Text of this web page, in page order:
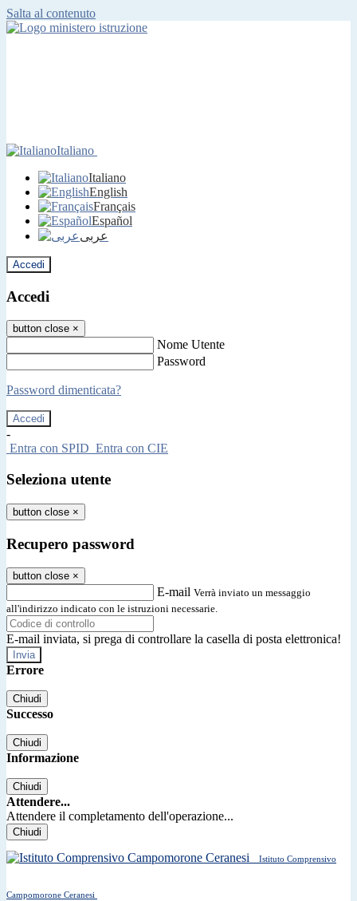
Salta al contenuto
Italiano
Italiano
English
Français
Español
عربى
Accedi
Accedi
button close ×
Nome Utente
Password
Password dimenticata?
-
Entra con SPID Entra con CIE
Seleziona utente
button close ×
Recupero password
button close ×
E-mail Verrà inviato un messaggio
all'indirizzo indicato con le istruzioni necessarie.
E-mail inviata, si prega di controllare la casella di posta elettronica!
Errore
Chiudi
Successo
Chiudi
Informazione
Chiudi
Attendere...
Attendere il completamento dell'operazione...
Chiudi
Istituto Comprensivo
Campomorone Ceranesi